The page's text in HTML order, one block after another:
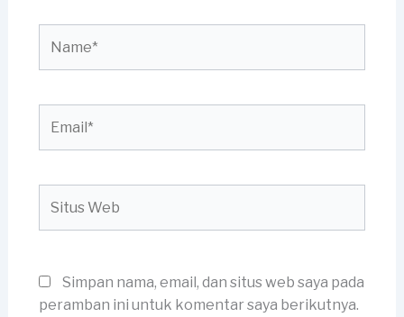
Web
Simpan nama, email, dan situs web saya pada
peramban ini untuk komentar saya berikutnya.